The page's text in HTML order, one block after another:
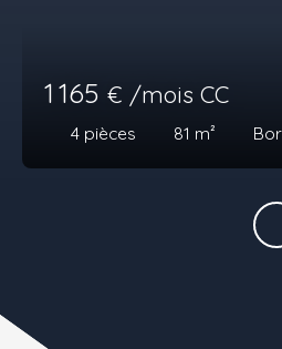
1 165 € /mois CC
4 pièces 81 m²